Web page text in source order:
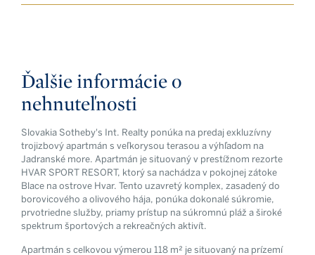
Ďalšie informácie o
nehnuteľnosti
Slovakia Sotheby's Int. Realty ponúka na predaj exkluzívny
trojizbový apartmán s veľkorysou terasou a výhľadom na
Jadranské more. Apartmán je situovaný v prestížnom rezorte
HVAR SPORT RESORT, ktorý sa nachádza v pokojnej zátoke
Blace na ostrove Hvar. Tento uzavretý komplex, zasadený do
borovicového a olivového hája, ponúka dokonalé súkromie,
prvotriedne služby, priamy prístup na súkromnú pláž a široké
spektrum športových a rekreačných aktivít.
Apartmán s celkovou výmerou 118 m² je situovaný na prízemí